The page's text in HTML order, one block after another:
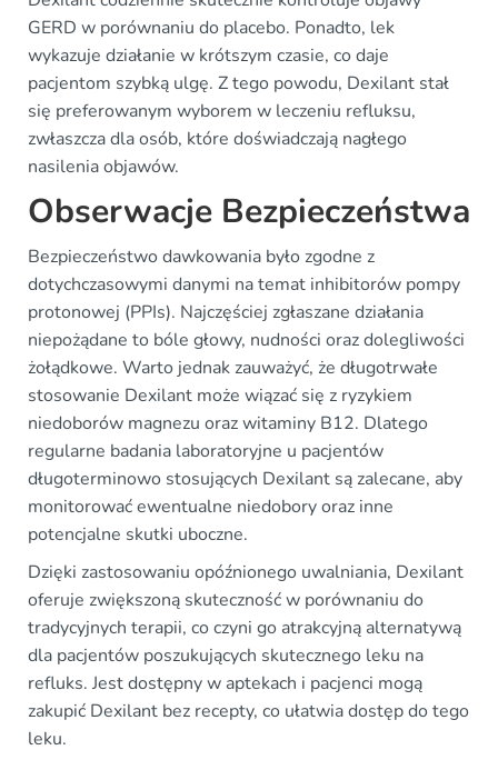
GERD w porównaniu do placebo. Ponadto, lek
wykazuje działanie w krótszym czasie, co daje
pacjentom szybką ulgę. Z tego powodu, Dexilant stał
się preferowanym wyborem w leczeniu refluksu,
zwłaszcza dla osób, które doświadczają nagłego
nasilenia objawów.
Obserwacje Bezpieczeństwa
Bezpieczeństwo dawkowania było zgodne z
dotychczasowymi danymi na temat inhibitorów pompy
protonowej (PPIs). Najczęściej zgłaszane działania
niepożądane to bóle głowy, nudności oraz dolegliwości
żołądkowe. Warto jednak zauważyć, że długotrwałe
stosowanie Dexilant może wiązać się z ryzykiem
niedoborów magnezu oraz witaminy B12. Dlatego
regularne badania laboratoryjne u pacjentów
długoterminowo stosujących Dexilant są zalecane, aby
monitorować ewentualne niedobory oraz inne
potencjalne skutki uboczne.
Dzięki zastosowaniu opóźnionego uwalniania, Dexilant
oferuje zwiększoną skuteczność w porównaniu do
tradycyjnych terapii, co czyni go atrakcyjną alternatywą
dla pacjentów poszukujących skutecznego leku na
refluks. Jest dostępny w aptekach i pacjenci mogą
zakupić Dexilant bez recepty, co ułatwia dostęp do tego
leku.